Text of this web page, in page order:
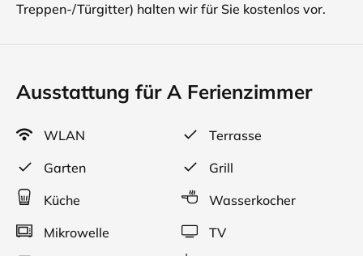
Treppen-/Türgitter) halten wir für Sie kostenlos vor.
Ausstattung für A Ferienzimmer
WLAN
Terrasse
Garten
Grill
Küche
Wasserkocher
Mikrowelle
TV